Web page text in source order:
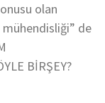
olan
de
BİRŞEY?